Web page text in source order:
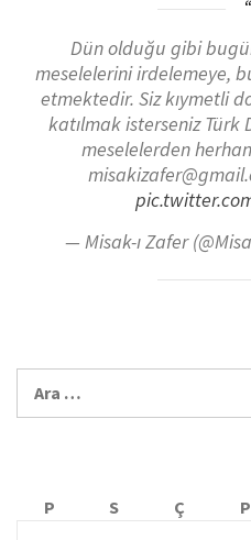
Dün olduğu gibi
meselelerini irdelemeye,
etmektedir. Siz kıymetli
katılmak isterseniz Türk
meselelerden
— Misak-ı Zafer
P
S Ç P